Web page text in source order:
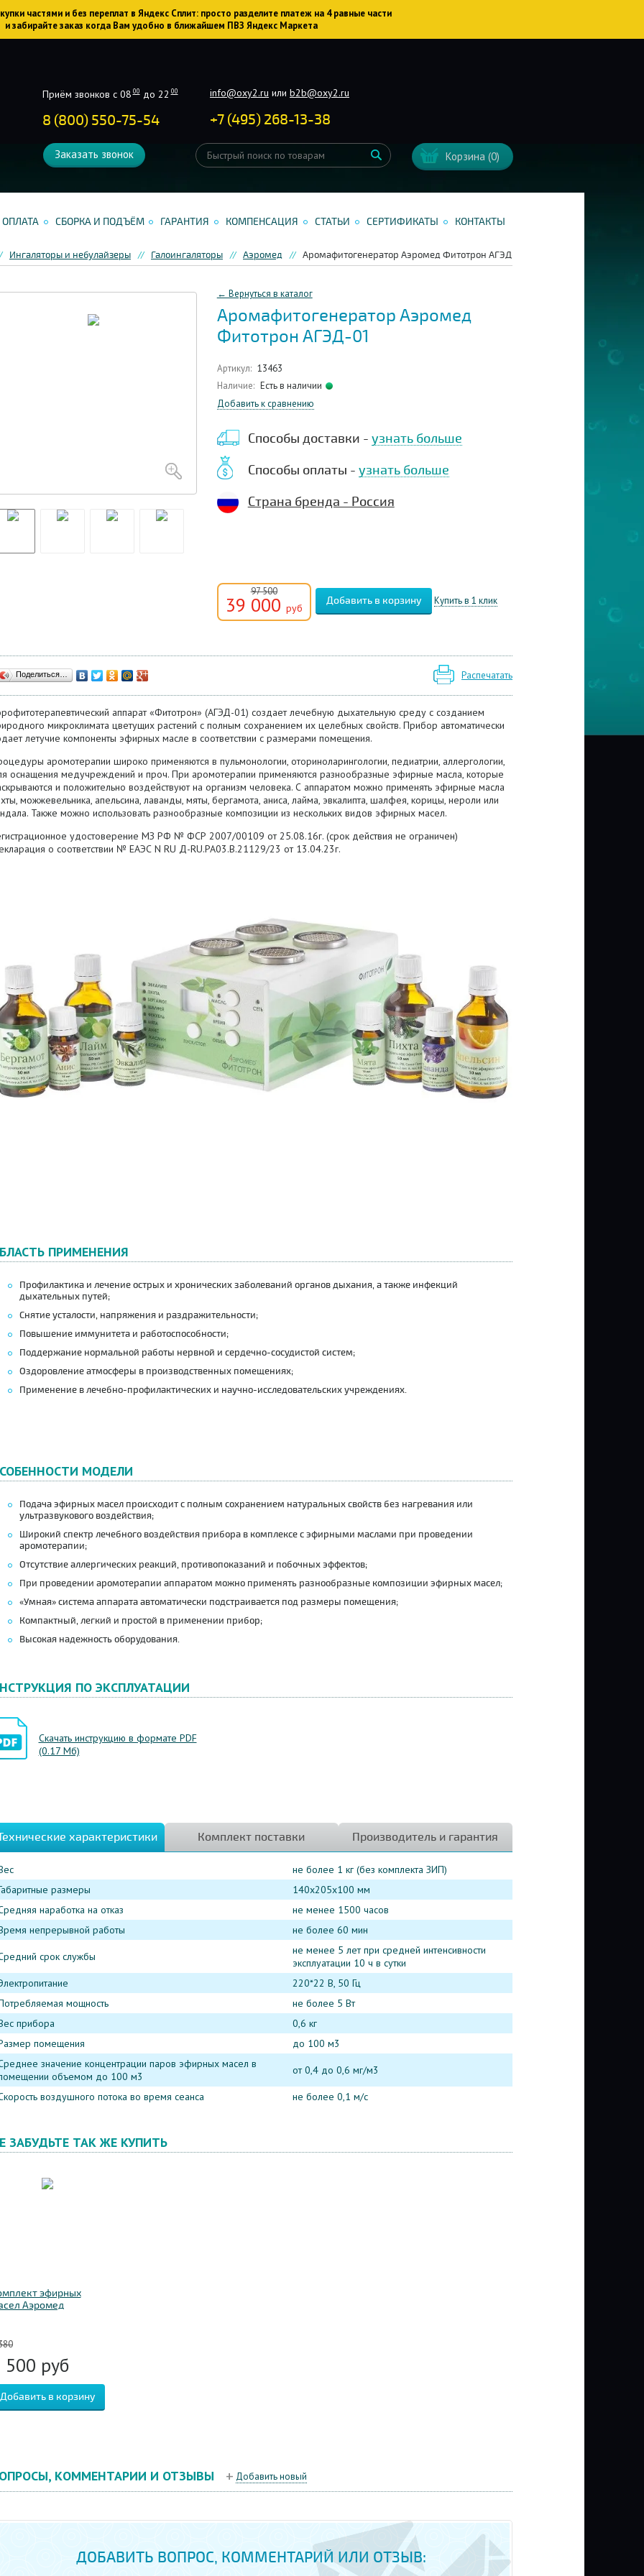
частями и без переплат в Яндекс Сплит: просто разделите платеж на 4 равные части
и забирайте заказ когда Вам удобно в ближайшем ПВЗ Яндекс Маркета
Приём звонков с 08 00до 22 00
8 (800) 550-75-54
info@oxy2.ru илиb2b@oxy2.ru
+7 (495) 268-13-38
Заказать звонок Корзина(0)
ОПЛАТА СБОРКА И ПОДЪЁМ ГАРАНТИЯ КОМПЕНСАЦИЯ СТАТЬИ СЕРТИФИКАТЫ КОНТАКТЫ
Ингаляторы и небулайзеры Галоингаляторы Аэромед Аромафитогенератор Аэромед Фитотрон АГЭД-01
← Вернуться в каталог
Аромафитогенератор Аэромед
Фитотрон АГЭД-01
Артикул: 13463
Наличие: Есть в наличии
Добавить к сравнению
Способы доставки - узнать больше
Способы оплаты - узнать больше
Страна бренда - Россия
97 500
39 000 руб
Купить в 1 клик
Поделиться… Распечатать
аппарат «Фитотрон» (АГЭД-01) создает лечебную дыхательную среду с созданием
микроклимата цветущих растений с полным сохранением их целебных свойств. Прибор автоматически
летучие компоненты эфирных масле в соответствии с размерами помещения.
аромотерапии широко применяются в пульмонологии, оториноларингологии, педиатрии, аллергологии,
оснащения медучреждений и проч. При аромотерапии применяются разнообразные эфирные масла, которые
и положительно воздействуют на организм человека. С аппаратом можно применять эфирные масла
можжевельника, апельсина, лаванды, мяты, бергамота, аниса, лайма, эвкалипта, шалфея, корицы, нероли или
Также можно использовать разнообразные композиции из нескольких видов эфирных масел.
удостоверение МЗ РФ № ФСР 2007/00109 от 25.08.16г. (срок действия не ограничен)
о соответствии № EAЭС N RU Д-RU.PA03.B.21129/23 от 13.04.23г.
ПРИМЕНЕНИЯ
Профилактика и лечение острых и хронических заболеваний органов дыхания, а также инфекций
дыхательных путей;
Снятие усталости, напряжения и раздражительности;
Повышение иммунитета и работоспособности;
Поддержание нормальной работы нервной и сердечно-сосудистой систем;
Оздоровление атмосферы в производственных помещениях;
Применение в лечебно-профилактических и научно-исследовательских учреждениях.
МОДЕЛИ
Подача эфирных масел происходит с полным сохранением натуральных свойств без нагревания или
ультразвукового воздействия;
Широкий спектр лечебного воздействия прибора в комплексе с эфирными маслами при проведении
аромотерапии;
Отсутствие аллергических реакций, противопоказаний и побочных эффектов;
При проведении аромотерапии аппаратом можно применять разнообразные композиции эфирных масел;
«Умная» система аппарата автоматически подстраивается под размеры помещения;
Компактный, легкий и простой в применении прибор;
Высокая надежность оборудования.
ПО ЭКСПЛУАТАЦИИ
Скачать инструкцию в формате PDF
(0.17 Мб)
характеристики Комплект поставки Производитель и гарантия
не более 1 кг (без комплекта ЗИП)
размеры
140x205x100 мм
наработка на отказ
не менее 1500 часов
непрерывной работы
не более 60 мин
срок службы
не менее 5 лет при средней интенсивности
эксплуатации 10 ч в сутки
220*22 В, 50 Гц
мощность
не более 5 Вт
прибора
0,6 кг
помещения
до 100 м3
значение концентрации паров эфирных масел в
объемом до 100 м3
от 0,4 до 0,6 мг/м3
воздушного потока во время сеанса не более 0,1 м/с
ЗАБУДЬТЕ ТАК ЖЕ КУПИТЬ
эфирных
Аэромед
500 руб
КОММЕНТАРИИ И ОТЗЫВЫ Добавить новый
ДОБАВИТЬ ВОПРОС, КОММЕНТАРИЙ ИЛИ ОТЗЫВ: